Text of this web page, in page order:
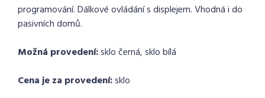
programování. Dálkové ovládání s displejem. Vhodná i do
pasivních domů.
Možná provedení:sklo černá, sklo bílá
Cena je za provedení:sklo